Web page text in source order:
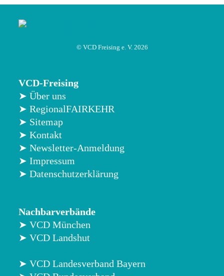
© VCD Freising e. V. 2026
VCD-Freising
➤ Über uns
➤ RegionalFAIRKEHR
➤ Sitemap
➤ Kontakt
➤ Newsletter-Anmeldung
➤ Impressum
➤ Datenschutzerklärung
Nachbarverbände
➤ VCD München
➤ VCD Landshut
➤ VCD Landesverband Bayern